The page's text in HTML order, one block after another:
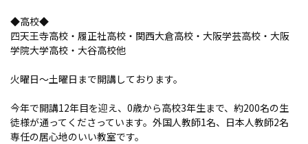
◆高校◆
四天王寺高校・履正社高校・関西大倉高校・大阪学芸高校・大阪
学院大学高校・大谷高校他
火曜日～土曜日まで開講しております。
今年で開講12年目を迎え、0歳から高校3年生まで、約200名の生
徒様が通ってくださっています。外国人教師1名、日本人教師2名
専任の居心地のいい教室です。